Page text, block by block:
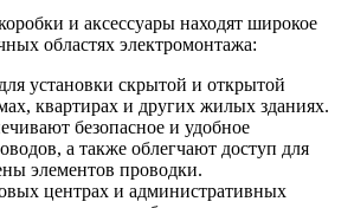
и аксессуары находят широкое
областях электромонтажа:
установки скрытой и открытой
квартирах и других жилых зданиях.
безопасное и удобное
а также облегчают доступ для
элементов проводки.
центрах и административных